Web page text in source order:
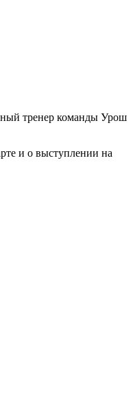
тренер команды Урош
и о выступлении на